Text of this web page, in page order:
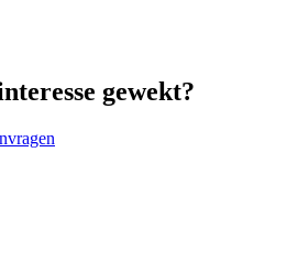
gewekt?